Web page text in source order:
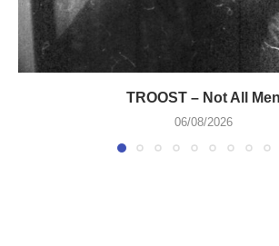
TROOST – Not All Men
06/08/2026